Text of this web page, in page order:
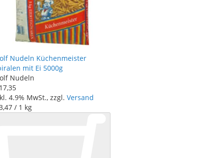
Nudeln Küchenmeister
mit Ei 5000g
Nudeln
,35
4.9% MwSt., zzgl. Versand
,47 / 1 kg